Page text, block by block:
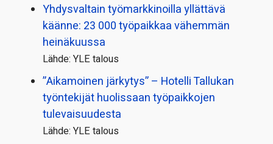
Yhdysvaltain työmarkkinoilla yllättävä
käänne: 23 000 työpaikkaa vähemmän
heinäkuussa
Lähde: YLE talous
”Aikamoinen järkytys” – Hotelli Tallukan
työntekijät huolissaan työpaikkojen
tulevaisuudesta
Lähde: YLE talous